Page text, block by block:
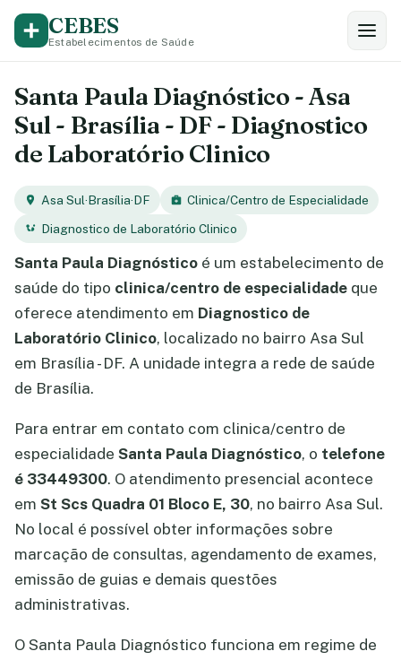
CEBES
Estabelecimentos de Saúde
Santa Paula Diagnóstico - Asa
Sul - Brasília - DF - Diagnostico
de Laboratório Clinico
Asa Sul·Brasília·DF
Clinica/Centro de Especialidade
Diagnostico de Laboratório Clinico
Santa Paula Diagnóstico é um estabelecimento de
saúde do tipo clinica/centro de especialidade que
oferece atendimento em Diagnostico de
Laboratório Clinico, localizado no bairro Asa Sul
em Brasília - DF. A unidade integra a rede de saúde
de Brasília.
Para entrar em contato com clinica/centro de
especialidade Santa Paula Diagnóstico, o telefone
é 33449300. O atendimento presencial acontece
em St Scs Quadra 01 Bloco E, 30, no bairro Asa Sul.
No local é possível obter informações sobre
marcação de consultas, agendamento de exames,
emissão de guias e demais questões
administrativas.
O Santa Paula Diagnóstico funciona em regime de